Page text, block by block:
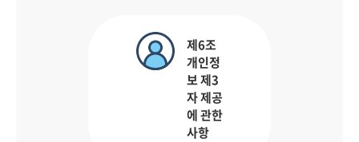
제6조
개인정
보 제3
자 제공
에 관한
사항